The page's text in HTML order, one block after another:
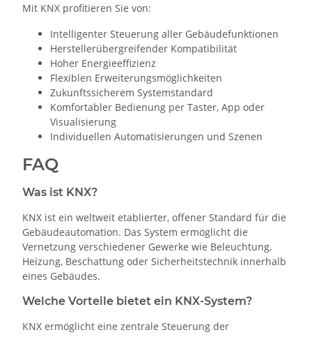
Mit KNX profitieren Sie von:
Intelligenter Steuerung aller Gebäudefunktionen
Herstellerübergreifender Kompatibilität
Hoher Energieeffizienz
Flexiblen Erweiterungsmöglichkeiten
Zukunftssicherem Systemstandard
Komfortabler Bedienung per Taster, App oder
Visualisierung
Individuellen Automatisierungen und Szenen
FAQ
Was ist KNX?
KNX ist ein weltweit etablierter, offener Standard für die
Gebäudeautomation. Das System ermöglicht die
Vernetzung verschiedener Gewerke wie Beleuchtung,
Heizung, Beschattung oder Sicherheitstechnik innerhalb
eines Gebäudes.
Welche Vorteile bietet ein KNX-System?
KNX ermöglicht eine zentrale Steuerung der